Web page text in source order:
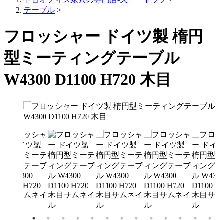
テーブル >
フロッシャー ドイツ製 楕円
型ミーティングテーブル
W4300 D1100 H720 木目